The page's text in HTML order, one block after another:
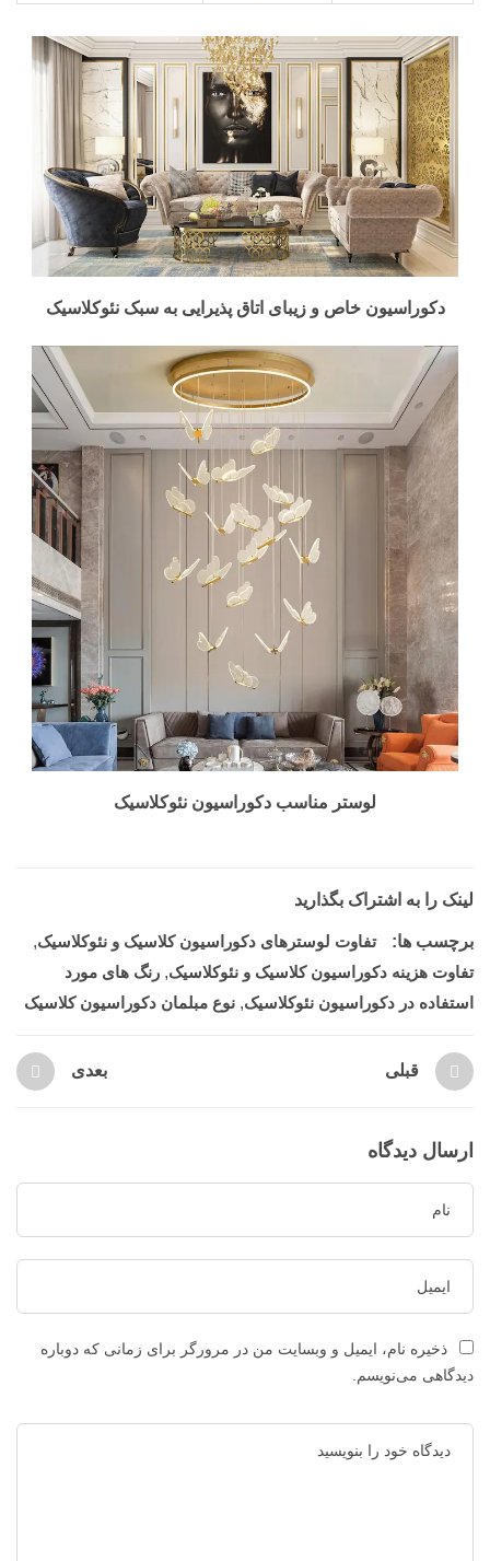
دکوراسیون خاص و زیبای اتاق پذیرایی به سبک نئوکلاسیک
لوستر مناسب دکوراسیون نئوکلاسیک
لینک را به اشتراک بگذارید
برچسب ها: تفاوت لوسترهای دکوراسیون کلاسیک و نئوکلاسیک,
تفاوت هزینه دکوراسیون کلاسیک و نئوکلاسیک, رنگ های مورد
استفاده در دکوراسیون نئوکلاسیک, نوع مبلمان دکوراسیون کلاسیک
قبلی بعدی
ارسال دیدگاه
ذخیره نام، ایمیل و وبسایت من در مرورگر برای زمانی که دوباره
دیدگاهی می‌نویسم.